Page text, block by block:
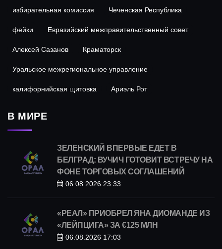
избирательная комиссия Чеченская Республика
фейки Евразийский межправительственный совет
Алексей Сазанов Краматорск
Уральское межрегиональное управление
калифорнийская щитовка Ариэль Рот
В МИРЕ
ЗЕЛЕНСКИЙ ВПЕРВЫЕ ЕДЕТ В
БЕЛГРАД: ВУЧИЧ ГОТОВИТ ВСТРЕЧУ НА
ФОНЕ ТОРГОВЫХ СОГЛАШЕНИЙ
06.08.2026 23:33
«РЕАЛ» ПРИОБРЕЛ ЯНА ДИОМАНДЕ ИЗ
«ЛЕЙПЦИГА» ЗА €125 МЛН
06.08.2026 17:03